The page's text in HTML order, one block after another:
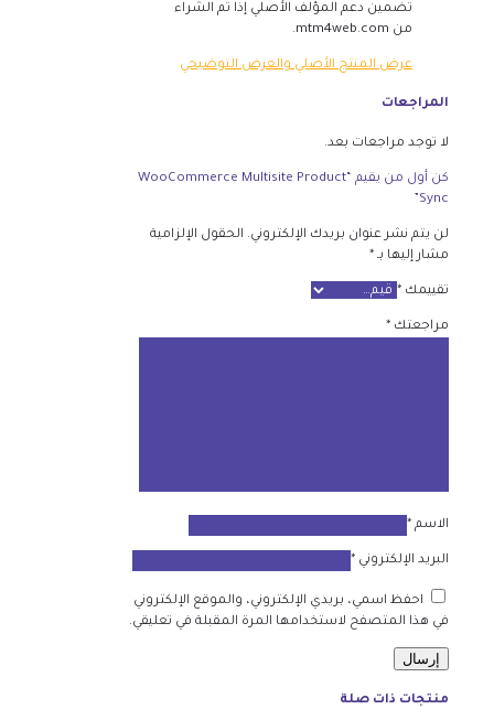
تضمين دعم المؤلف الأصلي إذا تم الشراء
من mtm4web.com.
عرض المنتج الأصلي والعرض التوضيحي
المراجعات
لا توجد مراجعات بعد.
كن أول من يقيم “WooCommerce Multisite Product
Sync”
لن يتم نشر عنوان بريدك الإلكتروني.
الحقول الإلزامية
مشار إليها بـ *
تقييمك *
مراجعتك *
الاسم *
البريد الإلكتروني *
احفظ اسمي، بريدي الإلكتروني، والموقع الإلكتروني
في هذا المتصفح لاستخدامها المرة المقبلة في تعليقي.
منتجات ذات صلة